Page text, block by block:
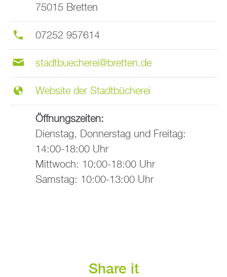
75015 Brett­en
07252 957614
stadt­bue­che­rei@​bretten.​de
Web­site der Stadt­bü­che­rei
Öff­nungs­zei­ten:
Diens­tag, Don­ners­tag und Frei­tag:
14:00-18:00 Uhr
Mitt­woch: 10:00-18:00 Uhr
Sams­tag: 10:00-13:00 Uhr
Share it